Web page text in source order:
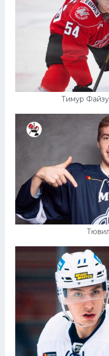
Тимур